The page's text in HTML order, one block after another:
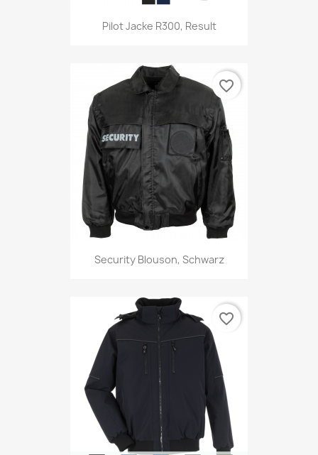
Pilot Jacke R300, Result
Security Blouson, Schwarz
favorite_border
favorite_border